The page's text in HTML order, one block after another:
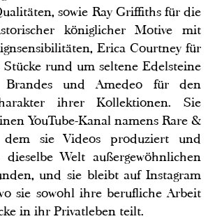
sowie Ray Griffiths für die
königlicher Motive mit
Erica Courtney für
rund um seltene Edelsteine
Brandes und Amedeo für den
ihrer Kollektionen. Sie
YouTube-Kanal namens Rare &
sie Videos produziert und
Welt außergewöhnlichen
und sie bleibt auf Instagram
sie sowohl ihre berufliche Arbeit
in ihr Privatleben teilt.